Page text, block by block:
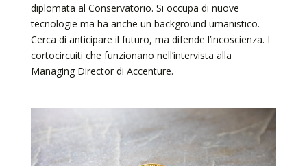
diplomata al Conservatorio. Si occupa di nuove
tecnologie ma ha anche un background umanistico.
Cerca di anticipare il futuro, ma difende l’incoscienza. I
cortocircuiti che funzionano nell’intervista alla
Managing Director di Accenture.